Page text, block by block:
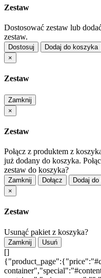
Zestaw
Dostosować zestaw lub
zestaw.
Dostosuj
Dodaj do koszyka
×
Zestaw
Zamknij
×
Zestaw
Połącz z produktem z
już dodany do koszyka.
zestaw do koszyka?
Zamknij Dołącz
Dodaj
×
Zestaw
Usunąć pakiet z koszyka?
Zamknij Usuń
[]